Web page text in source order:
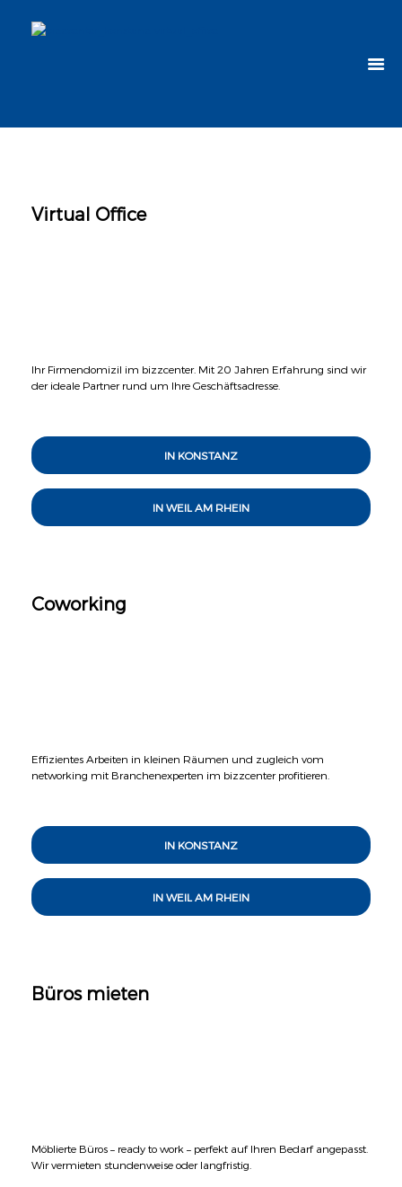
Virtual Office
Ihr Firmendomizil im bizzcenter. Mit 20 Jahren Erfahrung sind wir
der ideale Partner rund um Ihre Geschäftsadresse.
IN KONSTANZ
IN WEIL AM RHEIN
Coworking
Effizientes Arbeiten in kleinen Räumen und zugleich vom
networking mit Branchenexperten im bizzcenter profitieren.
IN KONSTANZ
IN WEIL AM RHEIN
Büros mieten
Möblierte Büros – ready to work – perfekt auf Ihren Bedarf angepasst.
Wir vermieten stundenweise oder langfristig.